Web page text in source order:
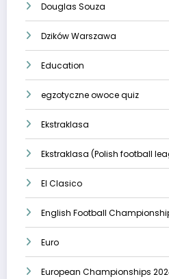
Douglas Souza
Dzików Warszawa
Education
egzotyczne owoce quiz
Ekstraklasa
Ekstraklasa (Polish football
El Clasico
English Football
Euro
European Championships